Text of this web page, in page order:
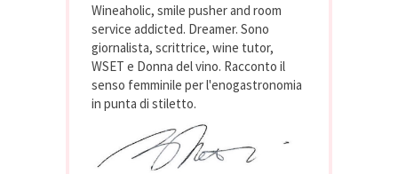
Wineaholic, smile pusher and room
service addicted. Dreamer. Sono
giornalista, scrittrice, wine tutor,
WSET e Donna del vino. Racconto il
senso femminile per l'enogastronomia
in punta di stiletto.